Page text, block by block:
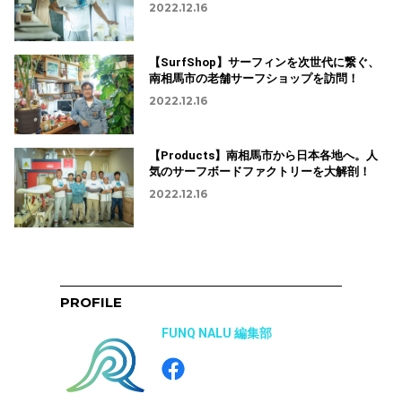
2022.12.16
【SurfShop】サーフィンを次世代に繋ぐ、
南相馬市の老舗サーフショップを訪問！
2022.12.16
【Products】南相馬市から日本各地へ。人
気のサーフボードファクトリーを大解剖！
2022.12.16
PROFILE
FUNQ NALU 編集部